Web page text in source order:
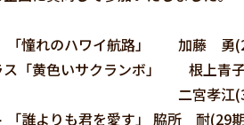
憧れのハワイ航路」 加藤 勇
サクランボ」 根上青子
期) 加藤ひ
も君を愛す」 脇所 耐(29期)